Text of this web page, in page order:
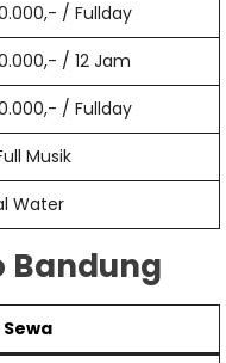
/ Fullday
/ 12 Jam
/ Fullday
Musik
Water
Bandung